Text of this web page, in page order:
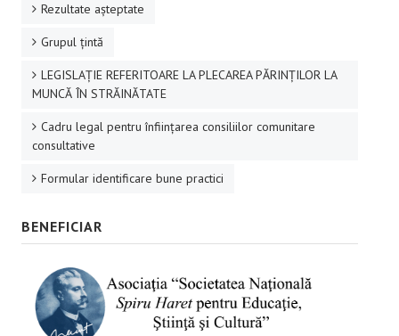
Rezultate aşteptate
Grupul ţintă
LEGISLAȚIE REFERITOARE LA PLECAREA PĂRINȚILOR LA
MUNCĂ ÎN STRĂINĂTATE
Cadru legal pentru înființarea consiliilor comunitare
consultative
Formular identificare bune practici
BENEFICIAR